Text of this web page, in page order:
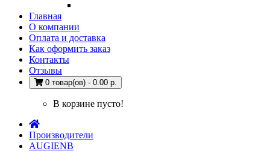
Главная
О компании
Оплата и доставка
Как оформить заказ
Контакты
Отзывы
0 товар(ов) - 0.00 р.
В корзине пусто!
Производители
AUGIENB